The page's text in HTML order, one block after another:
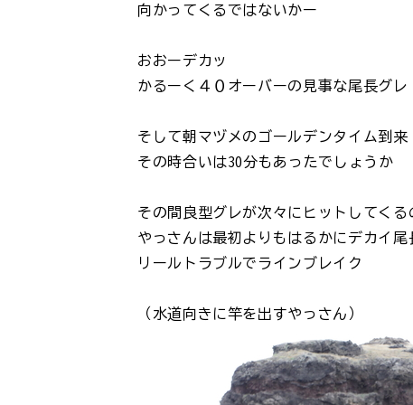
向かってくるではないかー
おおーデカッ
かるーく４０オーバーの見事な尾長グレ
そして朝マヅメのゴールデンタイム到来
その時合いは30分もあったでしょうか
その間良型グレが次々にヒットしてくる
やっさんは最初よりもはるかにデカイ尾
リールトラブルでラインブレイク
（水道向きに竿を出すやっさん）